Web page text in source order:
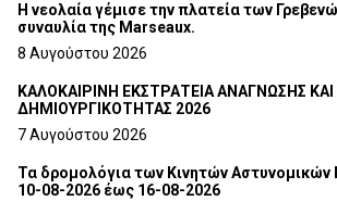
Η νεολαία γέμισε την πλατεία των
συναυλία της Marseaux.
8 Αυγούστου 2026
ΚΑΛΟΚΑΙΡΙΝΗ ΕΚΣΤΡΑΤΕΙΑ ΑΝΑΓΝΩΣΗΣ ΚΑΙ
ΔΗΜΙΟΥΡΓΙΚΟΤΗΤΑΣ 2026
7 Αυγούστου 2026
Τα δρομολόγια των Κινητών Αστυνομικών
10-08-2026 έως 16-08-2026